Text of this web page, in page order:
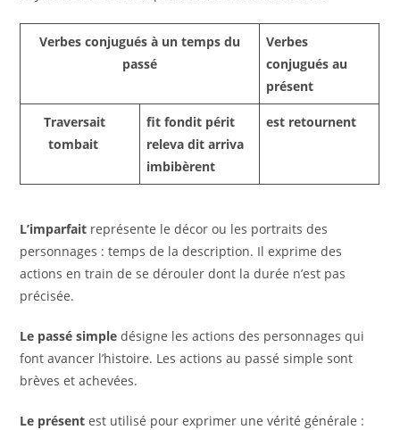
Verbes conjugués à un temps du
passé
Verbes
conjugués au
présent
Traversait
tombait
fit fondit périt
releva dit arriva
imbibèrent
est retournent
L’imparfait représente le décor ou les portraits des
personnages : temps de la description. Il exprime des
actions en train de se dérouler dont la durée n’est pas
précisée.
Le passé simple désigne les actions des personnages qui
font avancer l’histoire. Les actions au passé simple sont
brèves et achevées.
Le présent est utilisé pour exprimer une vérité générale :